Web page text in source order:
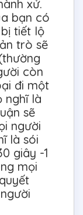
xử.
bạn có
tiết lộ
trò sẽ
còn
đi một
nghĩ là
sẽ
người
là sói
giây -1
mọi